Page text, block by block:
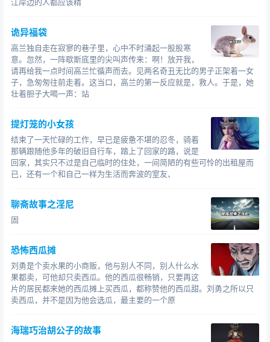
事实上，关于“走蛟”的见闻有很多，举两个例子：
1.走蛟化龙村民亲眼所见
前夕的时候，一连几天一直下着大雨，我们是山区的，大
诡异福袋
高兰独自走在寂寥的巷子里，心中不时涌起一股股寒
意。忽然，一阵歇斯底里的尖叫声传来：啊！放开我，
请再给我一点时间高兰忙循声而去。见两名奇丑无比的男子正架着一女
子，急匆匆往前走着。这当口，高兰的第一反应就是，救人。于是，她
壮着胆子大喝一声：站
提灯笼的小女孩
结束了一天忙碌的工作，早已是疲惫不堪的忍冬，骑着
那辆跟随他多年的破旧自行车，踏上了回家的路，说是
回家，其实只不过是自己临时的住处，一间简陋的有些可怜的出租屋而
已，还有一个和自己一样为生活而奔波的室友、
聊斋故事之淫尼
固
恐怖西瓜摊
刘勇是个卖水果的小商贩，他与别人不同，别人什么水
果都卖，可他却只卖西瓜。他的西瓜很畅销，只要再这
片的居民都来她的西瓜摊上买西瓜，都称赞他的西瓜甜。刘勇之所以只
卖西瓜，并不是因为他会选瓜，最主要的一个原
海瑞巧治胡公子的故事